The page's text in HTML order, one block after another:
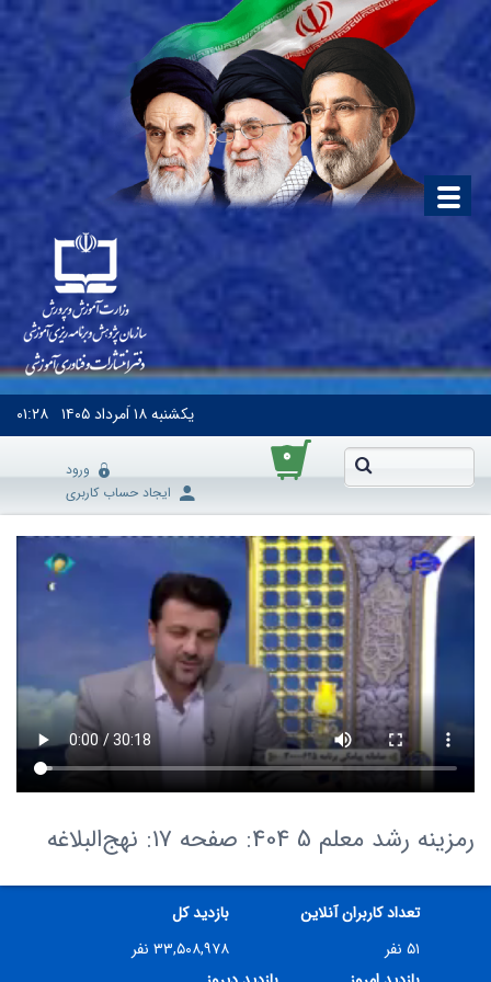
یکشنبه۱۸ اَمرداد ۱۴۰۵ ۰۱:۲۸
۰
ورود
ایجاد حساب کاربری
رمزینه رشد معلم 5 404: صفحه ۱۷: نهج‌البلاغه
تعداد کاربران آنلاین
۵۱ نفر
بازدید کل
۳۳,۵۰۸,۹۷۸ نفر